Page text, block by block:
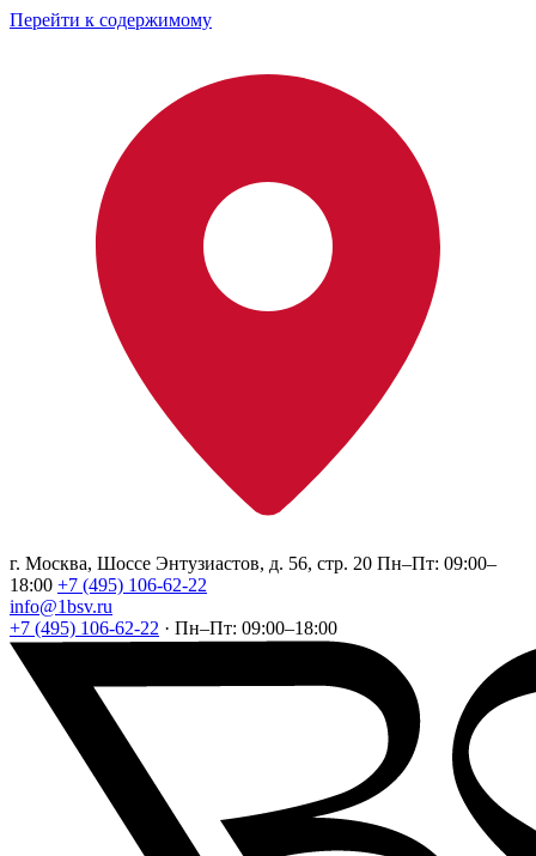
Перейти к содержимому
г. Москва, Шоссе Энтузиастов, д. 56, стр. 20 Пн–Пт: 09:00–
18:00 +7 (495) 106-62-22
info@1bsv.ru
+7 (495) 106-62-22 · Пн–Пт: 09:00–18:00